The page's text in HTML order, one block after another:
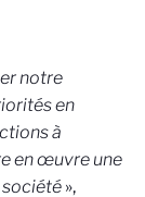
notre
en
à
en œuvre une
société »,